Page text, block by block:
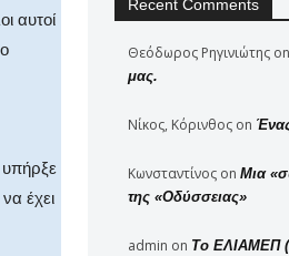
αυτοί
έχει
Recent Comments
Θεόδωρος Ρηγινιώτης on
μας.
Νίκος, Κόρινθος on
Κωνσταντίνος on Μια
της «Οδύσσειας»
admin on Το ΕΛΙΑΜΕΠ